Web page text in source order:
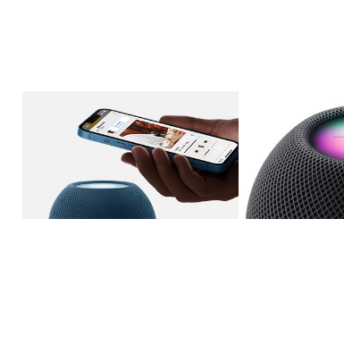
图库 图像 4 图库